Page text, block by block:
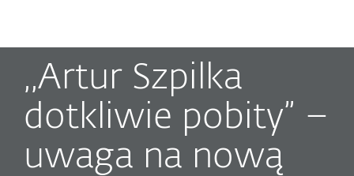
,,Artur Szpilka
dotkliwie pobity” –
uwaga na nową